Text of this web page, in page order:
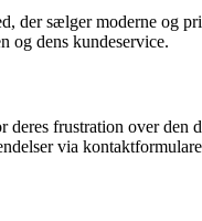
sælger moderne og
og dens kundeservice.
frustration over den
via